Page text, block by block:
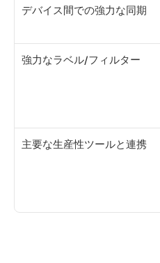
デバイス間での強力な同期
強力なラベル/フィルター
主要な生産性ツールと連携